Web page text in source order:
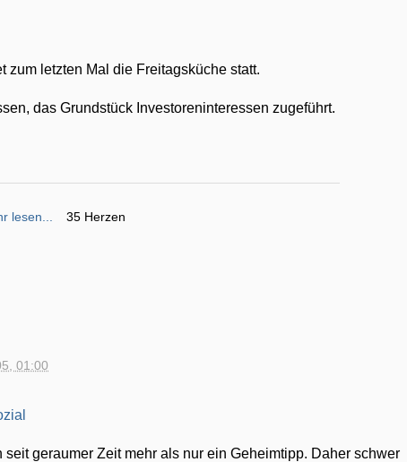
zum letzten Mal die Freitagsküche statt.
das Grundstück Investoreninteressen zugeführt.
lesen... 35 Herzen
01:00
seit geraumer Zeit mehr als nur ein Geheimtipp. Daher schwer